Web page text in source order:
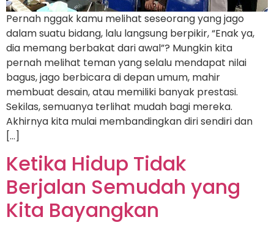
Pernah nggak kamu melihat seseorang yang jago
dalam suatu bidang, lalu langsung berpikir, “Enak ya,
dia memang berbakat dari awal”? Mungkin kita
pernah melihat teman yang selalu mendapat nilai
bagus, jago berbicara di depan umum, mahir
membuat desain, atau memiliki banyak prestasi.
Sekilas, semuanya terlihat mudah bagi mereka.
Akhirnya kita mulai membandingkan diri sendiri dan
[…]
Ketika Hidup Tidak
Berjalan Semudah yang
Kita Bayangkan